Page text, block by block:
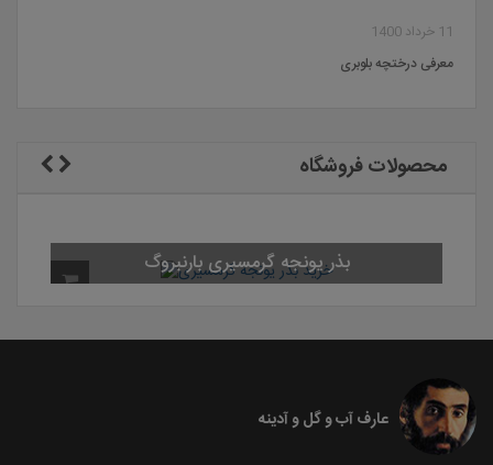
11 خرداد 1400
معرفی درختچه بلوبری
محصولات فروشگاه
بذر یونجه گرمسیری
عارف آب و گل و آدینه